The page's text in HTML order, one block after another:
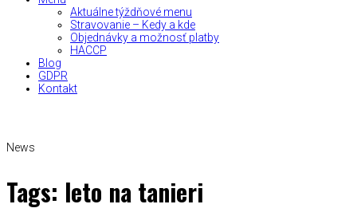
Aktuálne týždňové menu
Stravovanie – Kedy a kde
Objednávky a možnosť platby
HACCP
Blog
GDPR
Kontakt
News
Tags: leto na tanieri